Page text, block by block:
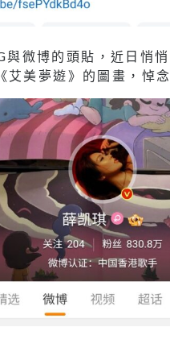
微博的頭貼，近日悄
艾美夢遊》的圖畫，悼念